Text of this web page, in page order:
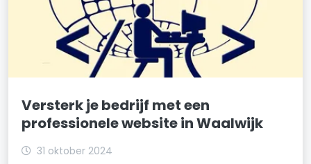
Versterk je bedrijf met een
professionele website in Waalwijk
31 oktober 2024